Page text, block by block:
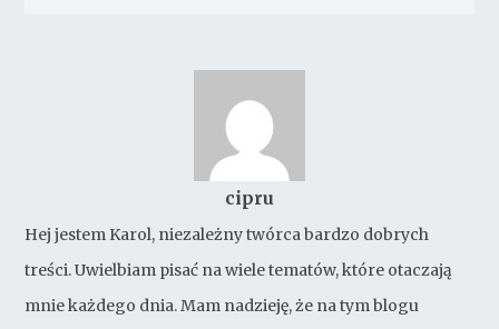
cipru
Hej jestem Karol, niezależny twórca bardzo dobrych
treści. Uwielbiam pisać na wiele tematów, które otaczają
mnie każdego dnia. Mam nadzieję, że na tym blogu